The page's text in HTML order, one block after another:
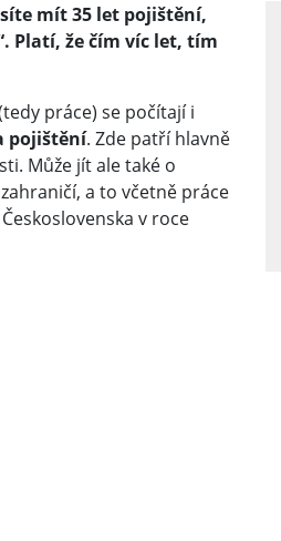
mít 35 let pojištění,
Platí, že čím víc let, tím
práce) se počítají i
pojištění. Zde patří hlavně
Může jít ale také o
a to včetně práce
v roce